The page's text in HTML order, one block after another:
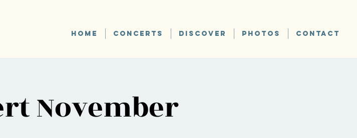
HOME CONCERTS DISCOVER PHOTOS CONTACT
November